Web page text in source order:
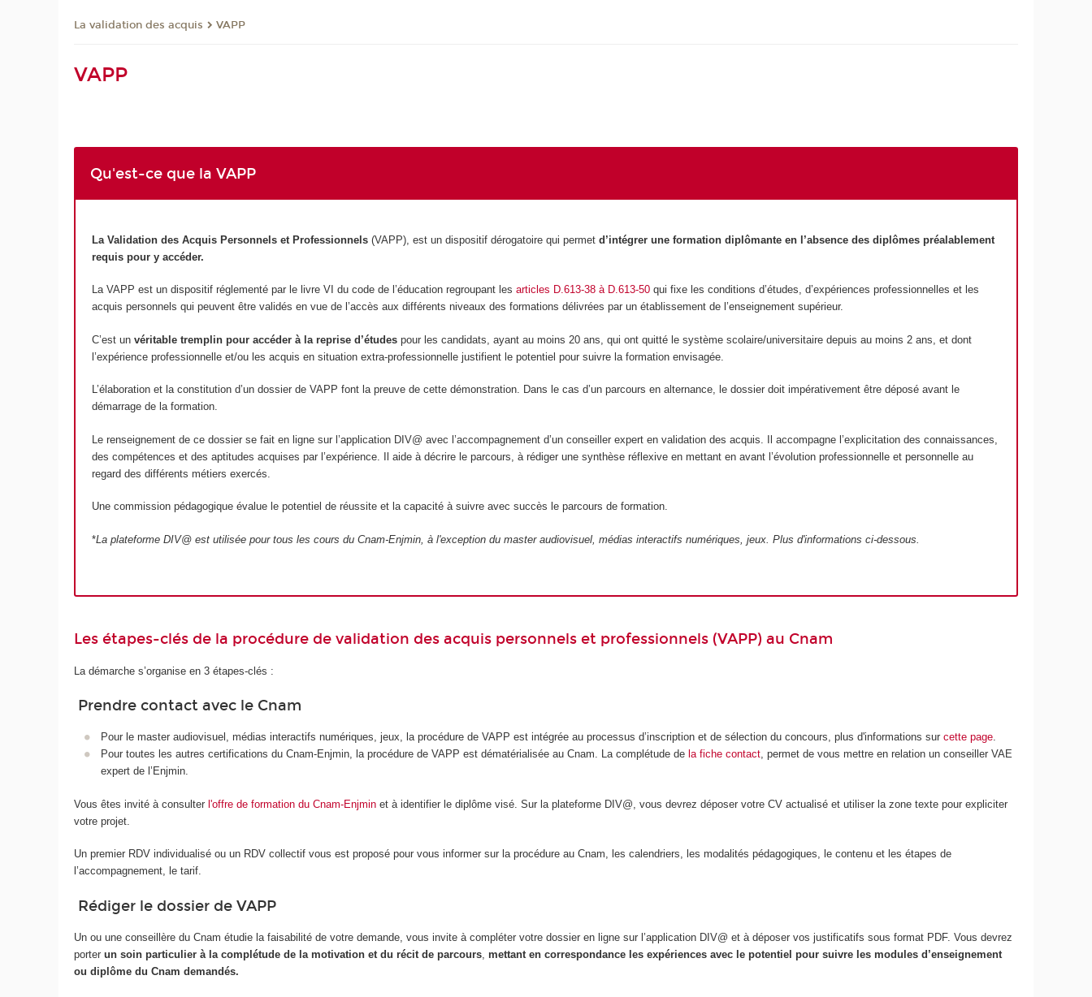
La validation des acquis VAPP
VAPP
Qu'est-ce que la VAPP
La Validation des Acquis Personnels et Professionnels(VAPP), est un dispositif dérogatoire qui permet d’intégrer une formation diplômante en l’absence des diplômes préalablement
requis pour y accéder.
La VAPP est un dispositif réglementé par le livre VI du code de l’éducation regroupant les articles D.613-38 à D.613-50qui fixe les conditions d’études, d’expériences professionnelles et les
acquis personnels qui peuvent être validés en vue de l’accès aux différents niveaux des formations délivrées par un établissement de l’enseignement supérieur.
C’est un véritable tremplin pour accéder à la reprise d’étudespour les candidats, ayant au moins 20 ans, qui ont quitté le système scolaire/universitaire depuis au moins 2 ans, et dont
l’expérience professionnelle et/ou les acquis en situation extra-professionnelle justifient le potentiel pour suivre la formation envisagée.
L’élaboration et la constitution d’un dossier de VAPP font la preuve de cette démonstration. Dans le cas d’un parcours en alternance, le dossier doit impérativement être déposé avant le
démarrage de la formation.
Le renseignement de ce dossier se fait en ligne sur l’application DIV@ avec l’accompagnement d’un conseiller expert en validation des acquis. Il accompagne l’explicitation des connaissances,
des compétences et des aptitudes acquises par l’expérience. Il aide à décrire le parcours, à rédiger une synthèse réflexive en mettant en avant l’évolution professionnelle et personnelle au
regard des différents métiers exercés.
Une commission pédagogique évalue le potentiel de réussite et la capacité à suivre avec succès le parcours de formation.
*La plateforme DIV@ est utilisée pour tous les cours du Cnam-Enjmin, à l'exception du master audiovisuel, médias interactifs numériques, jeux. Plus d'informations ci-dessous.
Les étapes-clés de la procédure de validation des acquis personnels et professionnels (VAPP) au Cnam
La démarche s’organise en 3 étapes-clés :
Prendre contact avec le Cnam
Pour le master audiovisuel, médias interactifs numériques, jeux, la procédure de VAPP est intégrée au processus d’inscription et de sélection du concours, plus d'informations sur cette page.
Pour toutes les autres certifications du Cnam-Enjmin, la procédure de VAPP est dématérialisée au Cnam. La complétude de la fiche contact, permet de vous mettre en relation un conseiller VAE
expert de l’Enjmin.
Vous êtes invité à consulter l'offre de formation du Cnam-Enjmin et à identifier le diplôme visé. Sur la plateforme DIV@, vous devrez déposer votre CV actualisé et utiliser la zone texte pour expliciter
votre projet.
Un premier RDV individualisé ou un RDV collectif vous est proposé pour vous informer sur la procédure au Cnam, les calendriers, les modalités pédagogiques, le contenu et les étapes de
l’accompagnement, le tarif.
Rédiger le dossier de VAPP
Un ou une conseillère du Cnam étudie la faisabilité de votre demande, vous invite à compléter votre dossier en ligne sur l’application DIV@ et à déposer vos justificatifs sous format PDF. Vous devrez
porterun soin particulier à la complétude de la motivation et du récit de parcours,mettant en correspondance les expériences avec le potentiel pour suivre les modules d’enseignement
ou diplôme du Cnam demandés.